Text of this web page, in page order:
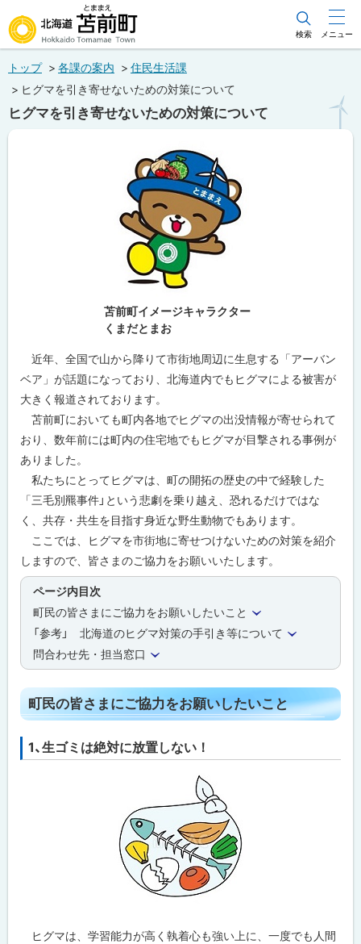
文
メ
ュ
北海道苫前町
Hokkaido Tomamae Town
検索 メニュー
トップ 各課の案内
住民生活課
ヒグマを引き寄せないための対策について
ヒグマを引き寄せないための対策について
苫前町イメージキャラクター
くまだとまお
近年、全国で山から降りて市街地周辺に生息する「アーバン
ベア」が話題になっており、北海道内でも ヒグマによる被害が
大きく報道されております。
苫前町においても町内各地でヒグマの出没情報が寄せられて
おり、数年前には町内の住宅地でも ヒグマが目撃される事例が
ありました。
私たちに とってヒグマは、町の開拓の歴史の中で経験した
「三毛別羆事件」という悲劇を乗り越え、恐れるだけではな
く、共存・共生を目指す身近な野生動物でもあります。
ここでは、ヒグマを市街地に寄せつけないための対策を紹介
しますので、皆さまのご協力をお願いいたします。
ページ内目次
町民の皆さまにご協力をお願いしたいこと
「参考」 北海道のヒグマ対策の手引き等について
問合わせ先・担当窓口
町民の皆さまにご協力をお願いしたいこと
1、生ゴミは絶対に放置しない！
ヒグマは、学習能力が高く執着心も強い上に、一度でも人間